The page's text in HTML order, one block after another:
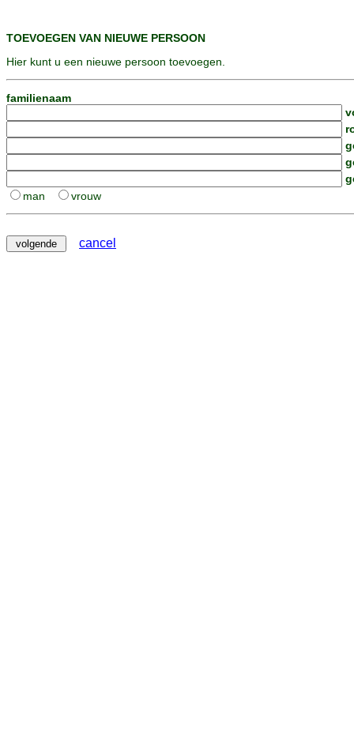
TOEVOEGEN VAN NIEUWE PERSOON
Hier kunt u een nieuwe persoon toevoegen.
familienaam
man
vrouw
cancel